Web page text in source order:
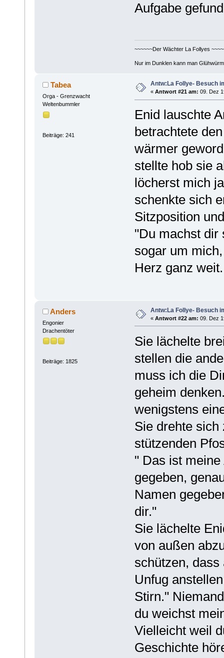
Aufgabe
~~~~~~Der Wächter La Follyes
Nur im Dunklen kann man
Tabea
Orga - Grenzwacht
Weltenbummler
Beiträge: 241
Antw:La Follye- Besuch
« Antwort #21 am: 09. Dez
Enid lauschte
betrachtete
wärmer
stellte hob sie
löcherst mich
schenkte sich
Sitzposition
"Du machst dir
sogar um
Herz ganz
Anders
Engonier
Drachentöter
Beiträge: 1825
Antw:La Follye- Besuch
« Antwort #22 am: 09. Dez
Sie lächelte
stellen die
muss ich die
geheim
wenigstens
Sie drehte sich
stützenden
" Das ist
gegeben,
Namen
dir."
Sie lächelte
von außen
schützen,
Unfug
Stirn."
du weichst
Vielleicht weil
Geschichte